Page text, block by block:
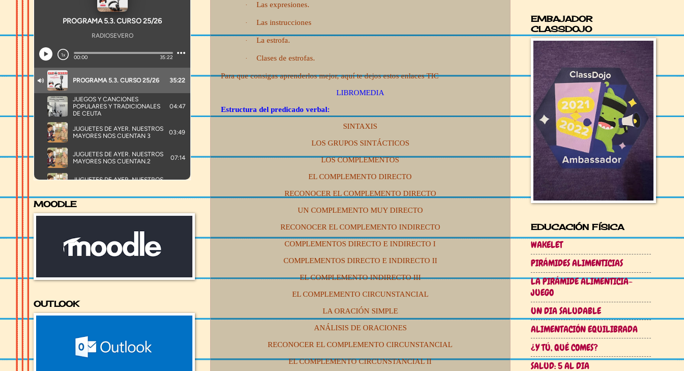
· Las expresiones.
· Las instrucciones
· La estrofa.
· Clases de estrofas.
Para que consigas aprenderlos mejor, aquí te dejos estos enlaces TIC
LIBROMEDIA
Estructura del predicado verbal:
SINTAXIS
LOS GRUPOS SINTÁCTICOS
LOS COMPLEMENTOS
EL COMPLEMENTO DIRECTO
RECONOCER EL COMPLEMENTO DIRECTO
UN COMPLEMENTO MUY DIRECTO
RECONOCER EL COMPLEMENTO INDIRECTO
COMPLEMENTOS DIRECTO E INDIRECTO I
COMPLEMENTOS DIRECTO E INDIRECTO II
EL COMPLEMENTO INDIRECTOIII
EL COMPLEMENTO CIRCUNSTANCIAL
LA ORACIÓN SIMPLE
ANÁLISIS DE ORACIONES
RECONOCER EL COMPLEMENTO CIRCUNSTANCIAL
EL COMPLEMENTO CIRCUNSTANCIAL II
MOODLE
OUTLOOK
EMBAJADOR
CLASSDOJO
EDUCACIÓN FÍSICA
WAKELET
PIRÁMIDES ALIMENTICIAS
LA PIRÁMIDE ALIMENTICIA-
JUEGO
UN DIA SALUDABLE
ALIMENTACIÓN EQUILIBRADA
¿Y TÚ, QUÉ COMES?
SALUD: 5 AL DIA